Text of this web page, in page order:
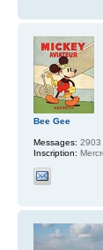
Bee Gee
Messages: 2903
Inscription: